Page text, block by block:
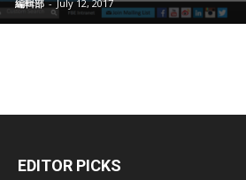
編輯部 - July 12, 2017
EDITOR PICKS